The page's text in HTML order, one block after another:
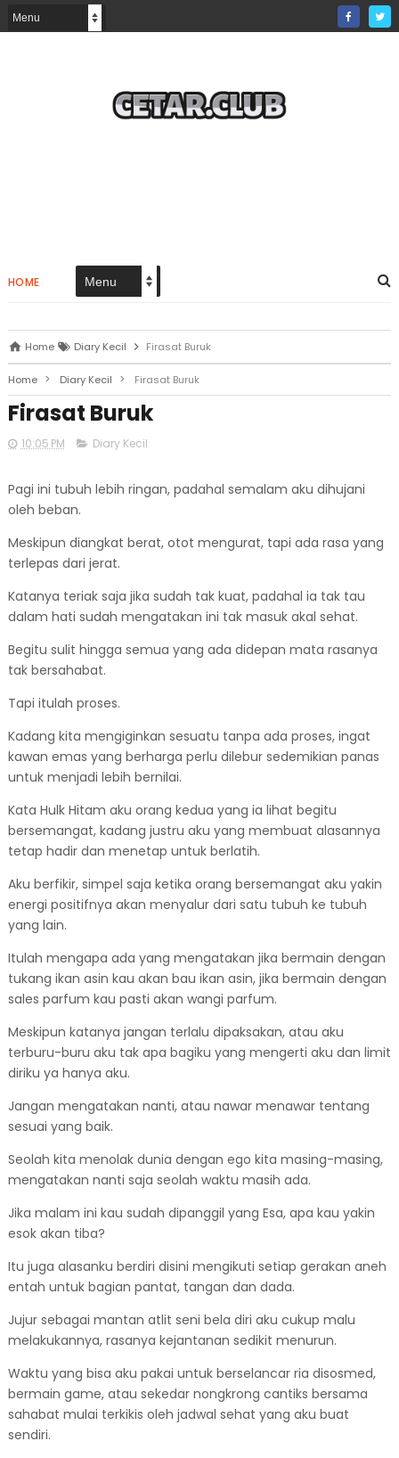
HOME
Home Diary Kecil Firasat Buruk
Home > Diary Kecil > Firasat Buruk
Firasat Buruk
10:05 PM Diary Kecil
Pagi ini tubuh lebih ringan, padahal semalam aku dihujani
oleh beban.
Meskipun diangkat berat, otot mengurat, tapi ada rasa yang
terlepas dari jerat.
Katanya teriak saja jika sudah tak kuat, padahal ia tak tau
dalam hati sudah mengatakan ini tak masuk akal sehat.
Begitu sulit hingga semua yang ada didepan mata rasanya
tak bersahabat.
Tapi itulah proses.
Kadang kita mengiginkan sesuatu tanpa ada proses, ingat
kawan emas yang berharga perlu dilebur sedemikian panas
untuk menjadi lebih bernilai.
Kata Hulk Hitam aku orang kedua yang ia lihat begitu
bersemangat, kadang justru aku yang membuat alasannya
tetap hadir dan menetap untuk berlatih.
Aku berfikir, simpel saja ketika orang bersemangat aku yakin
energi positifnya akan menyalur dari satu tubuh ke tubuh
yang lain.
Itulah mengapa ada yang mengatakan jika bermain dengan
tukang ikan asin kau akan bau ikan asin, jika bermain dengan
sales parfum kau pasti akan wangi parfum.
Meskipun katanya jangan terlalu dipaksakan, atau aku
terburu-buru aku tak apa bagiku yang mengerti aku dan limit
diriku ya hanya aku.
Jangan mengatakan nanti, atau nawar menawar tentang
sesuai yang baik.
Seolah kita menolak dunia dengan ego kita masing-masing,
mengatakan nanti saja seolah waktu masih ada.
Jika malam ini kau sudah dipanggil yang Esa, apa kau yakin
esok akan tiba?
Itu juga alasanku berdiri disini mengikuti setiap gerakan aneh
entah untuk bagian pantat, tangan dan dada.
Jujur sebagai mantan atlit seni bela diri aku cukup malu
melakukannya, rasanya kejantanan sedikit menurun.
Waktu yang bisa aku pakai untuk berselancar ria disosmed,
bermain game, atau sekedar nongkrong cantiks bersama
sahabat mulai terkikis oleh jadwal sehat yang aku buat
sendiri.